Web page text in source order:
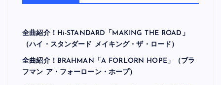
全曲紹介！Hi-STANDARD「MAKING THE ROAD」
（ハイ・スタンダード メイキング・ザ・ロード）
全曲紹介！BRAHMAN「A FORLORN HOPE」（ブラ
フマン ア・フォーローン・ホープ）